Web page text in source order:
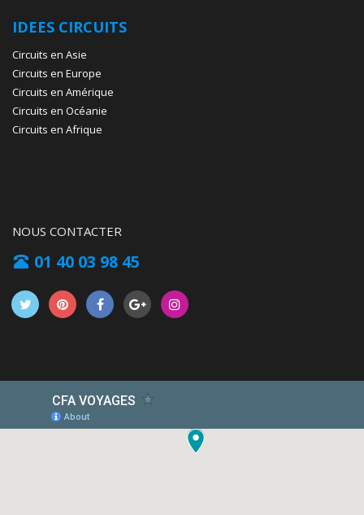
IDEES CIRCUITS
Circuits en Asie
Circuits en Europe
Circuits en Amérique
Circuits en Océanie
Circuits en Afrique
NOUS CONTACTER
01 40 03 98 45